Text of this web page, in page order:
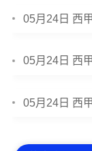
05月24日 西
05月24日 西
05月24日 西